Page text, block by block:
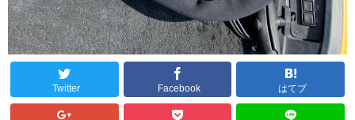
Twitter Facebook はてブ